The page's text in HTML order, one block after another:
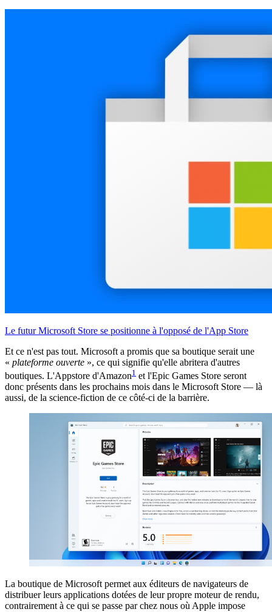
Le futur Microsoft Store se positionne à l'opposé de l'App Store
Et ce n'est pas tout. Microsoft a promis que sa boutique serait une
« plateforme ouverte », ce qui signifie qu'elle abritera d'autres
boutiques. L'Appstore d'Amazon1 et l'Epic Games Store seront
donc présents dans les prochains mois dans le Microsoft Store — là
aussi, de la science-fiction de ce côté-ci de la barrière.
La boutique de Microsoft permet aux éditeurs de navigateurs de
distribuer leurs applications dotées de leur propre moteur de rendu,
contrairement à ce qui se passe par chez nous où Apple impose